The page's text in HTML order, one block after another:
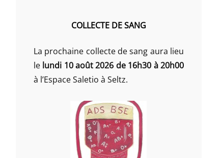
COLLECTE DE SANG
La prochaine collecte de sang aura lieu
le lundi 10 août 2026 de 16h30 à 20h00
à l’Espace Saletio à Seltz.